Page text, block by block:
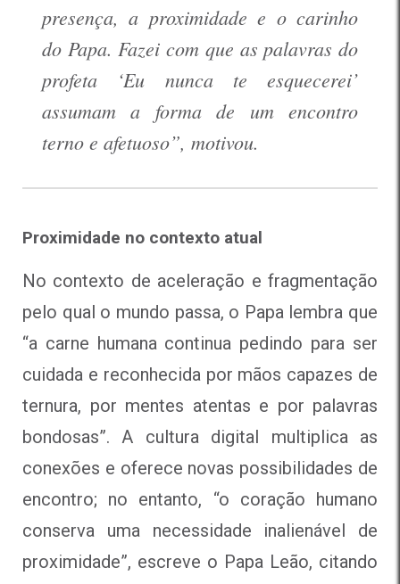
presença, a proximidade e o carinho
do Papa. Fazei com que as palavras do
profeta ‘Eu nunca te esquecerei’
assumam a forma de um encontro
terno e afetuoso”, motivou.
Proximidade no contexto atual
No contexto de aceleração e fragmentação
pelo qual o mundo passa, o Papa lembra que
“a carne humana continua pedindo para ser
cuidada e reconhecida por mãos capazes de
ternura, por mentes atentas e por palavras
bondosas”. A cultura digital multiplica as
conexões e oferece novas possibilidades de
encontro; no entanto, “o coração humano
conserva uma necessidade inalienável de
proximidade”, escreve o Papa Leão, citando